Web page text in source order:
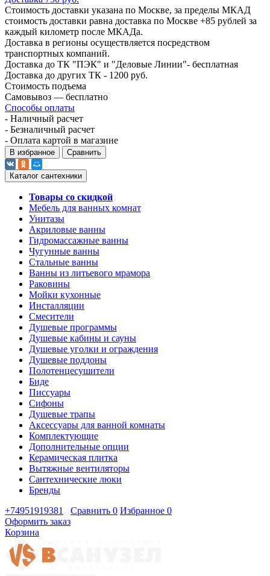
Стоимость доставки указана по Москве, за пределы МКАД
стоимость доставки равна доставка по Москве +85 рублей за
каждый километр после МКАДа.
Доставка в регионы осуществляется посредством
транспортных компаний.
Доставка до ТК "ПЭК" и "Деловые Линии"- бесплатная
Доставка до других ТК - 1200 руб.
Стоимость подъема
Самовывоз — бесплатно
Способы оплаты
- Наличный расчет
- Безналичный расчет
- Оплата картой в магазине
В избранное Сравнить
Каталог сантехники
Товары со скидкой
Мебель для ванных комнат
Унитазы
Акриловые ванны
Гидромассажные ванны
Чугунные ванны
Стальные ванны
Ванны из литьевого мрамора
Раковины
Мойки кухонные
Инсталляции
Смесители
Душевые программы
Душевые кабины и сауны
Душевые уголки и ограждения
Душевые поддоны
Полотенцесушители
Биде
Писсуары
Сифоны
Душевые трапы
Аксессуары для ванной комнаты
Комплектующие
Дополнительные опции
Керамическая плитка
Вытяжные вентиляторы
Сантехнические люки
Бренды
+74951919381
Сравнить 0 Избранное 0
Оформить заказ
Корзина